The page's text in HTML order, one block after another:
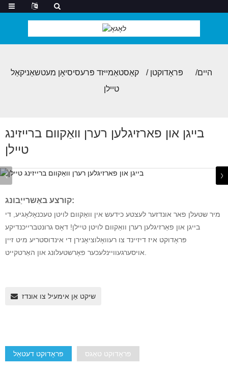
היים פּראָדוקטן
קאַסטאַמייזד פּרעסיסיאָן מעטשאַניקאַל
טיילן
בייגן און פארזיגלען רערן וואַקוום ברייזינג
טיילן
קורצע באַשרייַבונג:
מיר שטעלן פאר אונדזער לעצטע כידעש אין וואַקוום לויטן טעכנאָלאָגיע, די
בייגן און פאַרזיגלען רערן וואַקוום לויטן טיילן! דאָס גרונטברייכנדיקע
פּראָדוקט איז דיזיינד צו רעוואָלוציאָנירן די אינדוסטריע מיט זיין
שיקט אַן אימעיל צו אונדז
פּראָדוקט דעטאַל פּראָדוקט טאַגס